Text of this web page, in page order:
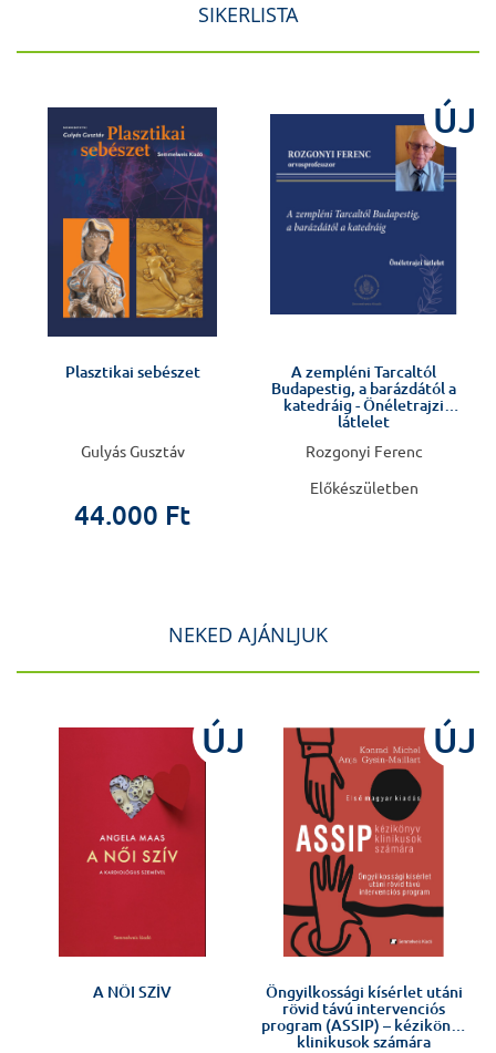
SIKERLISTA
Plasztikai sebészet
Gulyás Gusztáv
44.000 Ft
ÚJ
A zempléni Tarcaltól
Budapestig, a barázdától a
katedráig - Önéletrajzi
látlelet
Rozgonyi Ferenc
Előkészületben
NEKED AJÁNLJUK
ÚJ
A NŐI SZÍV
ÚJ
Öngyilkossági kísérlet utáni
rövid távú intervenciós
program (ASSIP) – kézikönyv
klinikusok számára